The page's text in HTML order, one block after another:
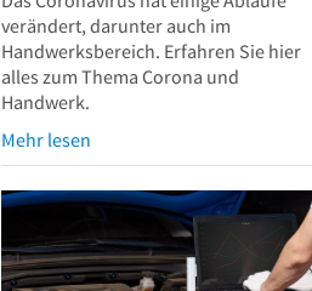
verändert, darunter auch im
Handwerksbereich. Erfahren Sie hier
alles zum Thema Corona und
Handwerk.
Mehr lesen